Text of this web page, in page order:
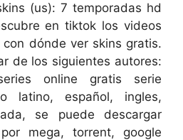
(us): 7 temporadas hd
en tiktok los videos
dónde ver skins gratis.
de los siguientes autores:
online gratis serie
latino, español, ingles,
se puede descargar
mega, torrent, google